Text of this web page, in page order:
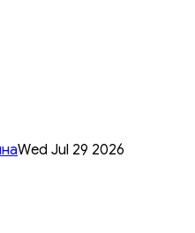
Wed Jul 29 2026